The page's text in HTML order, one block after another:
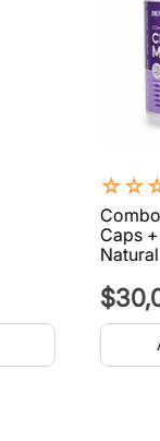
☆☆
Caps
Natural
$30,